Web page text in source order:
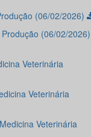
(06/02/2026)
(06/02/2026)
Veterinária
Veterinária
Veterinária